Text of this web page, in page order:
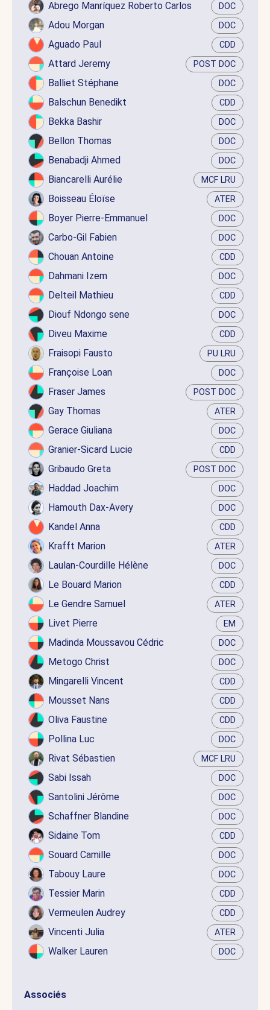
Abrego Manríquez Roberto Carlos DOC
Adou Morgan DOC
Aguado Paul CDD
Attard Jeremy POST DOC
Balliet Stéphane DOC
Balschun Benedikt CDD
Bekka Bashir DOC
Bellon Thomas DOC
Benabadji Ahmed DOC
Biancarelli Aurélie MCF LRU
Boisseau Éloïse ATER
Boyer Pierre-Emmanuel DOC
Carbo-Gil Fabien DOC
Chouan Antoine CDD
Dahmani Izem DOC
Delteil Mathieu CDD
Diouf Ndongo sene DOC
Diveu Maxime CDD
Fraisopi Fausto PU LRU
Françoise Loan DOC
Fraser James POST DOC
Gay Thomas ATER
Gerace Giuliana DOC
Granier-Sicard Lucie CDD
Gribaudo Greta POST DOC
Haddad Joachim DOC
Hamouth Dax-Avery DOC
Kandel Anna CDD
Krafft Marion ATER
Laulan-Courdille Hélène DOC
Le Bouard Marion CDD
Le Gendre Samuel ATER
Livet Pierre EM
Madinda Moussavou Cédric DOC
Metogo Christ DOC
Mingarelli Vincent CDD
Mousset Nans CDD
Oliva Faustine CDD
Pollina Luc DOC
Rivat Sébastien MCF LRU
Sabi Issah DOC
Santolini Jérôme DOC
Schaffner Blandine DOC
Sidaine Tom CDD
Souard Camille DOC
Tabouy Laure DOC
Tessier Marin CDD
Vermeulen Audrey CDD
Vincenti Julia ATER
Walker Lauren DOC
Associés